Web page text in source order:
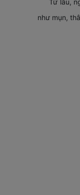
Từ lâu,
như mụn,